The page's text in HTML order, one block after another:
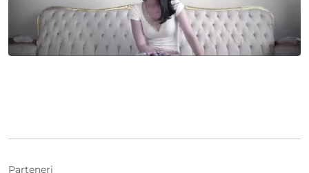
Parteneri